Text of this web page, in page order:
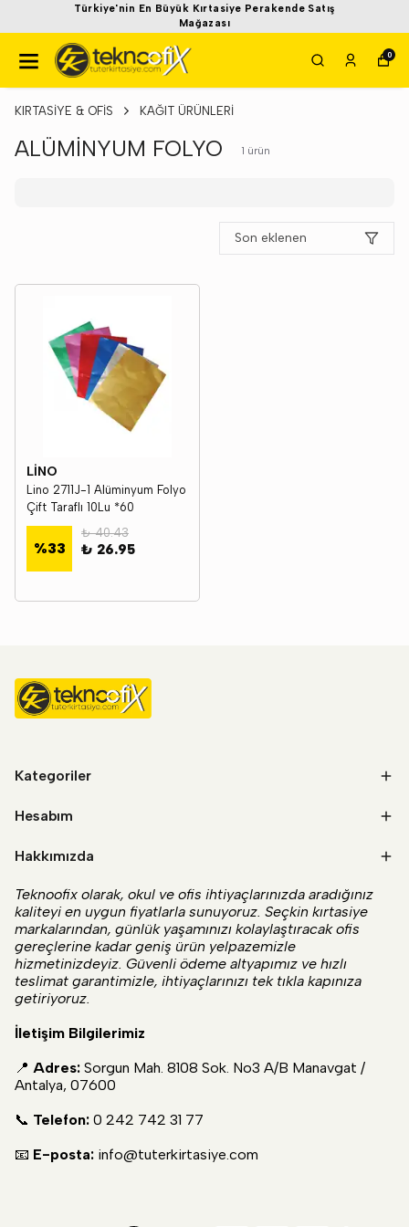
Türkiye'nin En Büyük Kırtasiye Perakende Satış
Mağazası
0
KIRTASİYE & OFİS KAĞIT ÜRÜNLERİ
ALÜMİNYUM FOLYO 1 ürün
Son eklenen
LİNO
Lino 2711J-1 Alüminyum Folyo
Çift Taraflı 10Lu *60
%33
₺ 40.43
₺ 26.95
Kategoriler
Hesabım
Hakkımızda
Teknoofix olarak, okul ve ofis ihtiyaçlarınızda aradığınız
kaliteyi en uygun fiyatlarla sunuyoruz. Seçkin kırtasiye
markalarından, günlük yaşamınızı kolaylaştıracak ofis
gereçlerine kadar geniş ürün yelpazemizle
hizmetinizdeyiz. Güvenli ödeme altyapımız ve hızlı
teslimat garantimizle, ihtiyaçlarınızı tek tıkla kapınıza
getiriyoruz.
İletişim Bilgilerimiz
📍 Adres: Sorgun Mah. 8108 Sok. No3 A/B Manavgat /
Antalya, 07600
📞 Telefon: 0 242 742 31 77
📧 E-posta: info@tuterkirtasiye.com